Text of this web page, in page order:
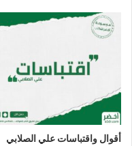
أقوال واقتباسات علي الصلابي